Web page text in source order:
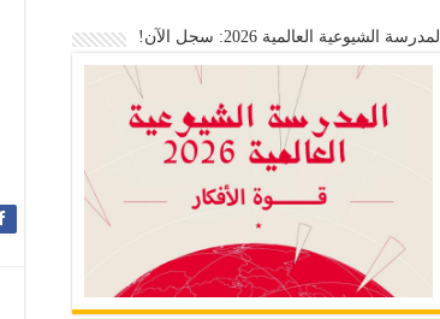
المدرسة الشيوعية العالمية 2026: سجل الآن!